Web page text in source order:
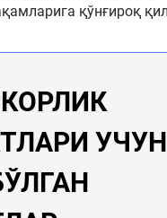
қўнғироқ
УЧУН